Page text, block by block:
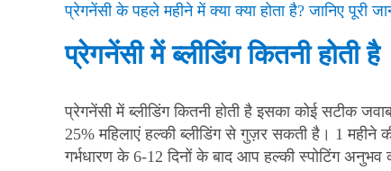
प्रेगनेंसी के पहले महीने में क्या क्या होता है? जानिए पूरी
प्रेगनेंसी में ब्लीडिंग कितनी होती है
प्रेगनेंसी में ब्लीडिंग कितनी होती है इसका कोई सटीक
25% महिलाएं हल्की ब्लीडिंग से गुज़र सकती है। 1 महीने
गर्भधारण के 6-12 दिनों के बाद आप हल्की स्पोटिंग